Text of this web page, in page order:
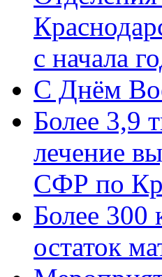
с начала
C Днём
Более 3,9
лечение
СФР по
Более 300
остаток